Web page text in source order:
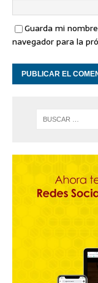
Guarda mi
navegador para la